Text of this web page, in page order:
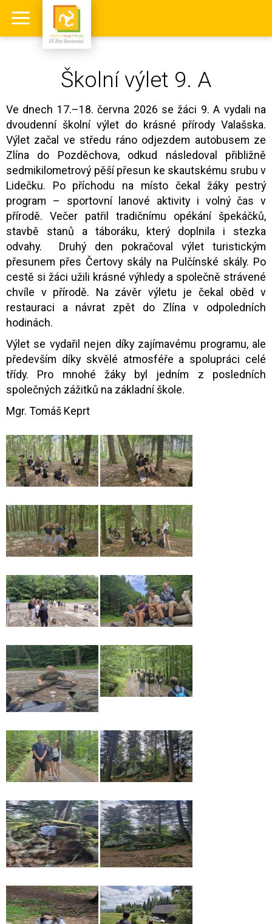
Školní výlet 9. A
Ve dnech 17.–18. června 2026 se žáci 9. A vydali na
dvoudenní školní výlet do krásné přírody Valašska.
Výlet začal ve středu ráno odjezdem autobusem ze
Zlína do Pozděchova, odkud následoval přibližně
sedmikilometrový pěší přesun ke skautskému srubu v
Lidečku. Po příchodu na místo čekal žáky pestrý
program – sportovní lanové aktivity i volný čas v
přírodě. Večer patřil tradičnímu opékání špekáčků,
stavbě stanů a táboráku, který doplnila i stezka
odvahy. Druhý den pokračoval výlet turistickým
přesunem přes Čertovy skály na Pulčínské skály. Po
cestě si žáci užili krásné výhledy a společně strávené
chvíle v přírodě. Na závěr výletu je čekal oběd v
restauraci a návrat zpět do Zlína v odpoledních
hodinách.
Výlet se vydařil nejen díky zajímavému programu, ale
především díky skvělé atmosféře a spolupráci celé
třídy. Pro mnohé žáky byl jedním z posledních
společných zážitků na základní škole.
Mgr. Tomáš Keprt